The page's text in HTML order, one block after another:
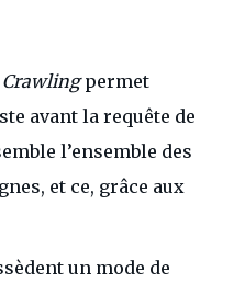
Crawlingpermet
avant la requête de
l’ensemble des
et ce, grâce aux
un mode de